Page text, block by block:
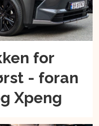
for
- foran
Xpeng